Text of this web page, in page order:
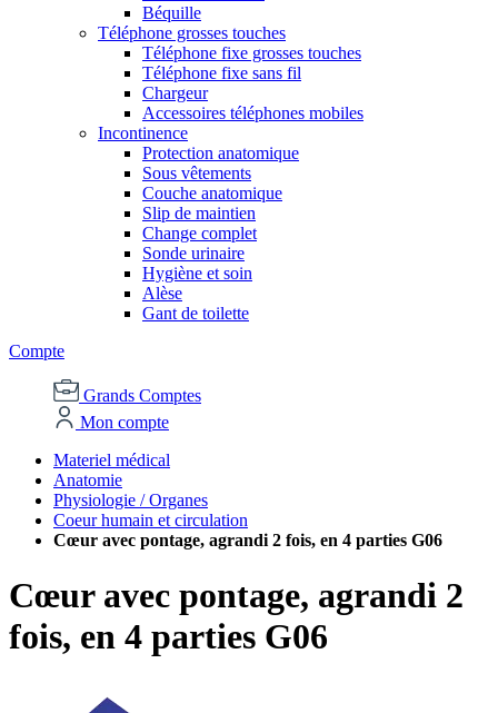
Béquille
Téléphone grosses touches
Téléphone fixe grosses touches
Téléphone fixe sans fil
Chargeur
Accessoires téléphones mobiles
Incontinence
Protection anatomique
Sous vêtements
Couche anatomique
Slip de maintien
Change complet
Sonde urinaire
Hygiène et soin
Alèse
Gant de toilette
Compte
Grands Comptes
Mon compte
Materiel médical
Anatomie
Physiologie / Organes
Coeur humain et circulation
Cœur avec pontage, agrandi 2 fois, en 4 parties G06
Cœur avec pontage, agrandi 2
fois, en 4 parties G06